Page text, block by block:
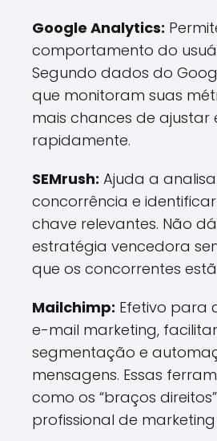
Google Analytics:
comportamento do
Segundo dados do
que monitoram suas
mais chances de ajustar
rapidamente.
SEMrush: Ajuda a
concorrência e
chave relevantes. Não
estratégia vencedora
que os concorrentes
Mailchimp: Efetivo para
e-mail marketing,
segmentação e
mensagens. Essas
como os “braços
profissional de